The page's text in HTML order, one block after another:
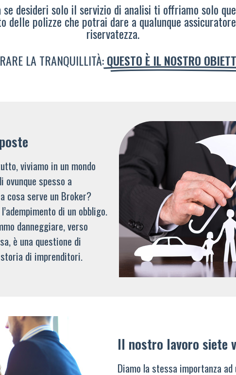
se desideri solo il servizio di analisi ti offriamo solo
polizze che potrai dare a qualunque
riservatezza.
LA TRANQUILLITÀ:QUESTO È IL NOSTRO
viviamo in un mondo
spesso a
cosa serve un Broker?
di un obbligo.
danneggiare, verso
è una questione di
di imprenditori.
Il nostro lavoro siete
Diamo la stessa importanza